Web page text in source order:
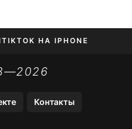
TIKTOK НА IPHONE
Контакты